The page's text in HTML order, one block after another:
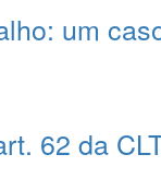
um
62 da